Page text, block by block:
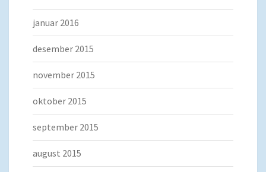
januar 2016
desember 2015
november 2015
oktober 2015
september 2015
august 2015